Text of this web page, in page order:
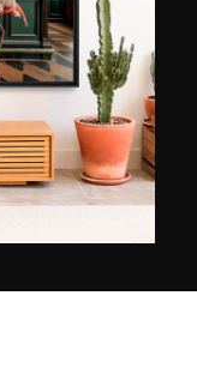
Sein
das Werk